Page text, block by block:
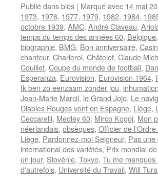
Publié dansbios | Marqué avec 14 mai
1973, 1976, 1977, 1979, 1982, 1984,
octobre 1939, AMC, André Claveau,
temps du temps des années 60, Belgique,
biographie, BMG, Bon anniversaire,
chanteur, Charleroi, Châtelet, Claude
Couillet, Coupe du monde de football,
Esperanza, Eurovision, Eurovision 1964,
Ik ben zo eenzaam zonder jou, inhumation
Jean-Marie Marcil, le Grand Jojo, Le
Diables Rouges vont en Espagne, Liège,
Ceccarelli, Medley 60, Mirco Kogoj, Mon
néerlandais, obsèques, Officier de
Liège, Pardonnez-moi Seigneur, Pas une
international des variétés, Prix mondial
un jour, Slovénie, Tokyo, Tu me manques
d'autrefois, Université du Travail, Will Tura